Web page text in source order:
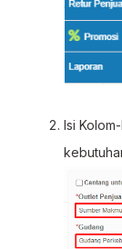
Isi